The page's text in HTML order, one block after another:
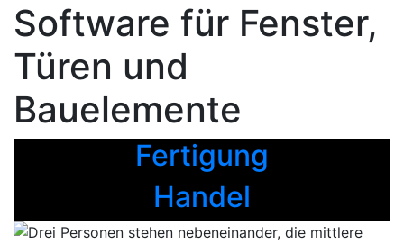
Software für Fenster,
Türen und
Bauelemente
Fertigung
Handel